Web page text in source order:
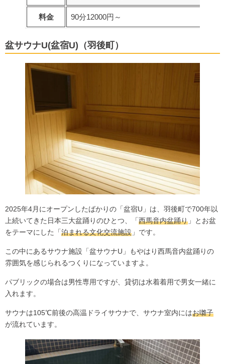
料金 90分12000円～
盆サウナU(盆宿U)（羽後町）
2025年4月にオープンしたばかりの「盆宿U」は、羽後町で700年以
上続いてきた日本三大盆踊りのひとつ、「西馬音内盆踊り 」とお盆
をテーマにした「泊まれる文化交流施設 」です。
この中にあるサウナ施設「盆サウナU」もやはり西馬音内盆踊りの
雰囲気を感じられるつくりになっていますよ。
パブリックの場合は男性専用ですが、貸切は水着着用で男女一緒に
入れます。
サウナは105℃前後の高温ドライサウナで、サウナ室内にはお囃子
が流れています。